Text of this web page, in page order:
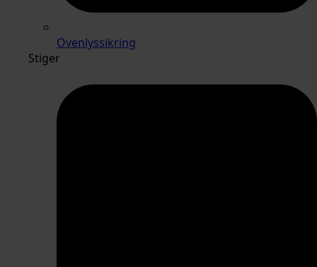
Ovenlyssikring
Stiger